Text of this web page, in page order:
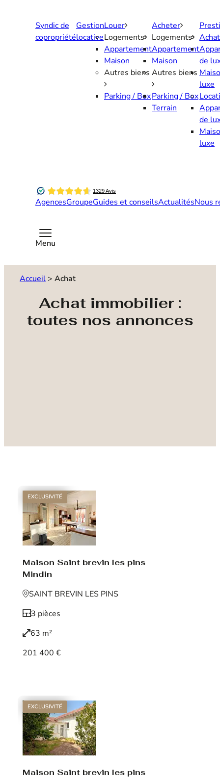
Syndic de
copropriété
Gestion
locative
Louer
Logements
Appartement
Maison
Autres biens
Parking / Box
Acheter
Logements
Appartement
Maison
Autres biens
Parking / Box
Terrain
Achat
de
luxe
de
luxe
AgencesGroupeGuides et conseilsActualitésNous
Menu
Accueil > Achat
Achat immobilier :
toutes nos annonces
EXCLUSIVITÉ
Maison Saint brevin les pins
Mindin
SAINT BREVIN LES PINS
3 pièces
63 m²
201 400 €
EXCLUSIVITÉ
Maison Saint brevin les pins